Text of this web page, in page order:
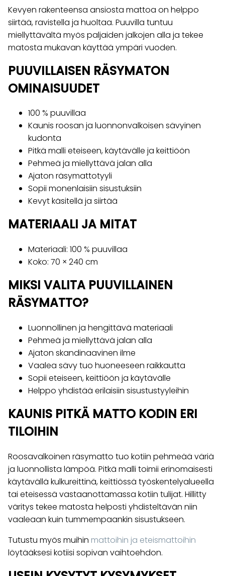
Kevyen rakenteensa ansiosta mattoa on helppo
siirtää, ravistella ja huoltaa. Puuvilla tuntuu
miellyttävältä myös paljaiden jalkojen alla ja tekee
matosta mukavan käyttää ympäri vuoden.
PUUVILLAISEN RÄSYMATON
OMINAISUUDET
100 % puuvillaa
Kaunis roosan ja luonnonvalkoisen sävyinen
kudonta
Pitkä malli eteiseen, käytävälle ja keittiöön
Pehmeä ja miellyttävä jalan alla
Ajaton räsymattotyyli
Sopii monenlaisiin sisustuksiin
Kevyt käsitellä ja siirtää
MATERIAALI JA MITAT
Materiaali: 100 % puuvillaa
Koko: 70 × 240 cm
MIKSI VALITA PUUVILLAINEN
RÄSYMATTO?
Luonnollinen ja hengittävä materiaali
Pehmeä ja miellyttävä jalan alla
Ajaton skandinaavinen ilme
Vaalea sävy tuo huoneeseen raikkautta
Sopii eteiseen, keittiöön ja käytävälle
Helppo yhdistää erilaisiin sisustustyyleihin
KAUNIS PITKÄ MATTO KODIN ERI
TILOIHIN
Roosavalkoinen räsymatto tuo kotiin pehmeää väriä
ja luonnollista lämpöä. Pitkä malli toimii erinomaisesti
käytävällä kulkureittinä, keittiössä työskentelyalueella
tai eteisessä vastaanottamassa kotiin tulijat. Hillitty
väritys tekee matosta helposti yhdisteltävän niin
vaaleaan kuin tummempaankin sisustukseen.
Tutustu myös muihin mattoihin ja eteismattoihin
löytääksesi kotiisi sopivan vaihtoehdon.